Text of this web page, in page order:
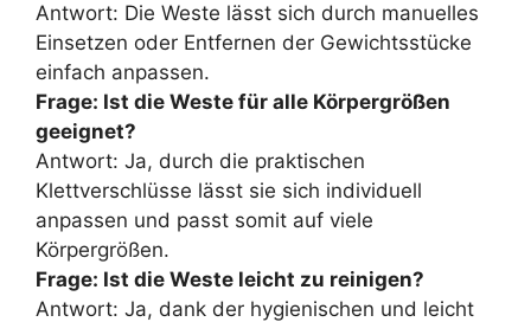
Antwort: Die Weste lässt sich durch manuelles
Einsetzen oder Entfernen der Gewichtsstücke
einfach anpassen.
Frage: Ist die Weste für alle Körpergrößen
geeignet?
Antwort: Ja, durch die praktischen
Klettverschlüsse lässt sie sich individuell
anpassen und passt somit auf viele
Körpergrößen.
Frage: Ist die Weste leicht zu reinigen?
Antwort: Ja, dank der hygienischen und leicht